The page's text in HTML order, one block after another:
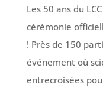
Les 50 ans du
cérémonie
! Près de 150
événement où
entrecroisées